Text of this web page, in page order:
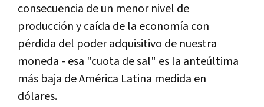
consecuencia de un menor nivel de
producción y caída de la economía con
pérdida del poder adquisitivo de nuestra
moneda - esa "cuota de sal" es la anteúltima
más baja de América Latina medida en
dólares.